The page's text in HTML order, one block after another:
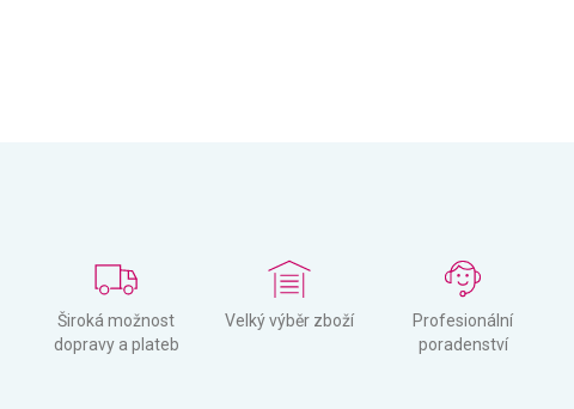
Široká možnost
dopravy a plateb
Velký výběr zboží
Profesionální
poradenství